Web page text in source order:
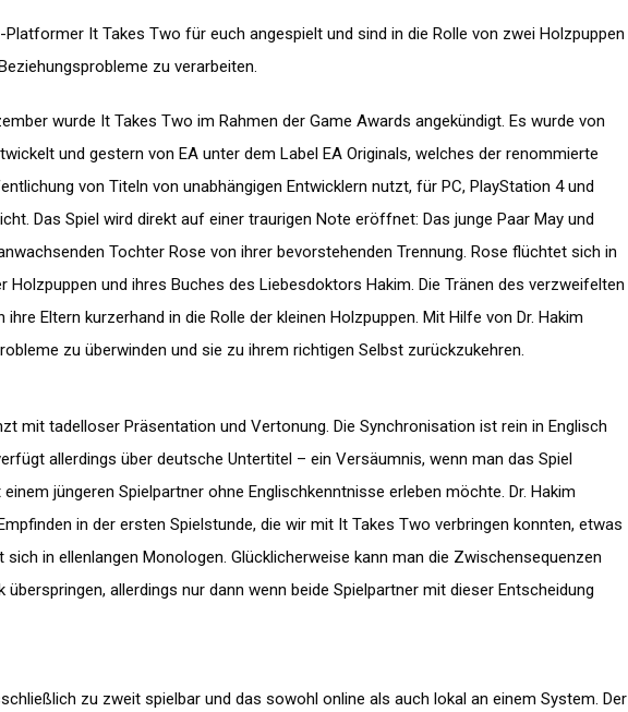
Platformer It Takes Two für euch angespielt und sind in die Rolle von zwei Holzpuppen
zu verarbeiten.
wurde It Takes Two im Rahmen der Game Awards angekündigt. Es wurde von
und gestern von EA unter dem Label EA Originals, welches der renommierte
von Titeln von unabhängigen Entwicklern nutzt, für PC, PlayStation 4 und
Das Spiel wird direkt auf einer traurigen Note eröffnet: Das junge Paar May und
Tochter Rose von ihrer bevorstehenden Trennung. Rose flüchtet sich in
Holzpuppen und ihres Buches des Liebesdoktors Hakim. Die Tränen des verzweifelten
Eltern kurzerhand in die Rolle der kleinen Holzpuppen. Mit Hilfe von Dr. Hakim
zu überwinden und sie zu ihrem richtigen Selbst zurückzukehren.
mit tadelloser Präsentation und Vertonung. Die Synchronisation ist rein in Englisch
allerdings über deutsche Untertitel – ein Versäumnis, wenn man das Spiel
jüngeren Spielpartner ohne Englischkenntnisse erleben möchte. Dr. Hakim
in der ersten Spielstunde, die wir mit It Takes Two verbringen konnten, etwas
sich in ellenlangen Monologen. Glücklicherweise kann man die Zwischensequenzen
überspringen, allerdings nur dann wenn beide Spielpartner mit dieser Entscheidung
zu zweit spielbar und das sowohl online als auch lokal an einem System. Der